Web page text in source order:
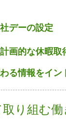
デーの設定
画的な休暇取
る情報をイン
り組む働